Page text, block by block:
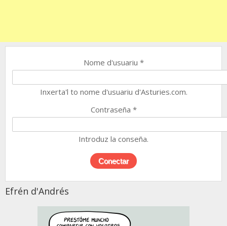
Nome d'usuariu *
Inxerta'l to nome d'usuariu d'Asturies.com.
Contraseña *
Introduz la conseña.
Efrén d'Andrés